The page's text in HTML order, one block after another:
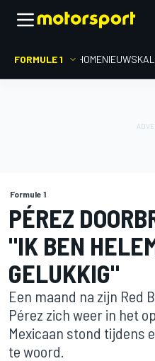
FORMULE 1 HOMENIEUWS
Formule 1
PÉREZ
"IK BEN
GELUKKIG"
Een maand na zijn Red
Pérez zich weer in het
Mexicaan stond tijdens
te woord.